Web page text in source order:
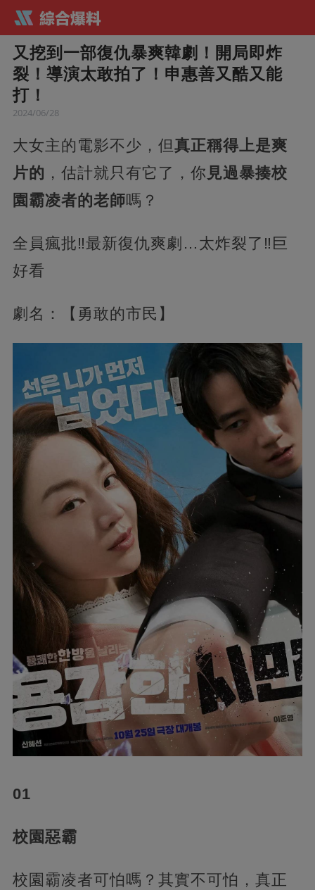
又挖到一部復仇暴爽韓劇！開局即炸
裂！導演太敢拍了！申惠善又酷又能
打！
2024/06/28
大女主的電影不少，但真正稱得上是爽
片的 ，估計就只有它了，你 見過暴揍校
園霸凌者的老師嗎？
全員瘋批‼️最新復仇爽劇…太炸裂了‼️巨
好看
劇名：【勇敢的市民】
01
校園惡霸
校園霸凌者可怕嗎？其實不可怕，真正